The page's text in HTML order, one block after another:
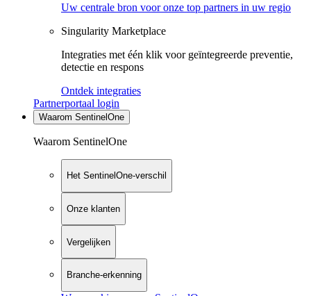
Uw centrale bron voor onze top partners in uw regio
Singularity Marketplace
Integraties met één klik voor geïntegreerde preventie,
detectie en respons
Ontdek integraties
Partnerportaal login
Waarom SentinelOne
Waarom SentinelOne
Het SentinelOne-verschil
Onze klanten
Vergelijken
Branche-erkenning